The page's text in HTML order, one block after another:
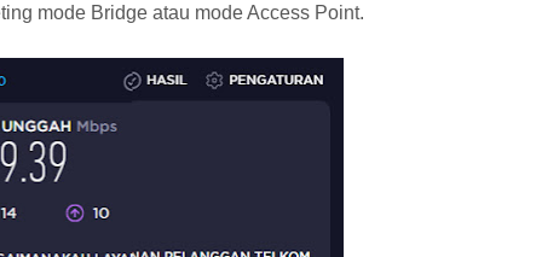
mode Bridge atau mode Access Point.